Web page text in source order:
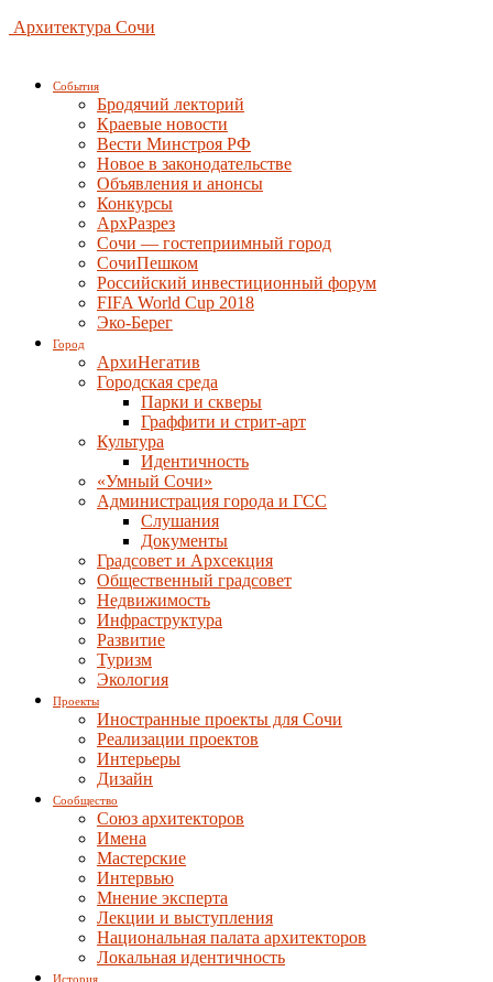
Архитектура Сочи
События
Бродячий лекторий
Краевые новости
Вести Минстроя РФ
Новое в законодательстве
Объявления и анонсы
Конкурсы
АрхРазрез
Сочи — гостеприимный город
СочиПешком
Российский инвестиционный форум
FIFA World Cup 2018
Эко-Берег
Город
АрхиНегатив
Городская среда
Парки и скверы
Граффити и стрит-арт
Культура
Идентичность
«Умный Сочи»
Администрация города и ГСС
Слушания
Документы
Градсовет и Архсекция
Общественный градсовет
Недвижимость
Инфраструктура
Развитие
Туризм
Экология
Проекты
Иностранные проекты для Сочи
Реализации проектов
Интерьеры
Дизайн
Сообщество
Союз архитекторов
Имена
Мастерские
Интервью
Мнение эксперта
Лекции и выступления
Национальная палата архитекторов
Локальная идентичность
История